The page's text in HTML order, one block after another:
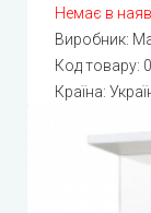
Немає в
Виробник:
Код товару:
Країна: